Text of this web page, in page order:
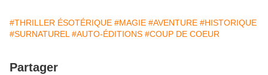
#THRILLER ÉSOTÉRIQUE #MAGIE #AVENTURE #HISTORIQUE
#SURNATUREL #AUTO-ÉDITIONS #COUP DE COEUR
Partager